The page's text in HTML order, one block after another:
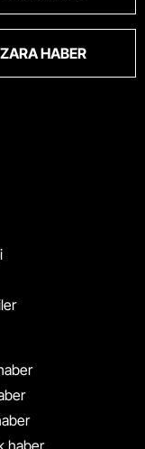
ZARA HABER
haber